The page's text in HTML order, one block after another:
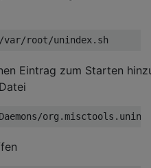
Eintrag zum Starten